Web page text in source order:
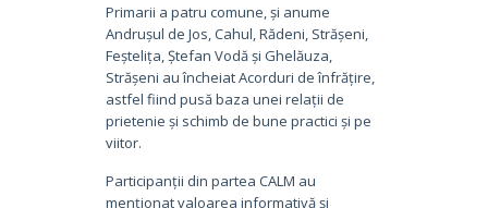
Primarii a patru comune, și anume
Andrușul de Jos, Cahul, Rădeni, Strășeni,
Feștelița, Ștefan Vodă și Ghelăuza,
Strășeni au încheiat Acorduri de înfrățire,
astfel fiind pusă baza unei relații de
prietenie și schimb de bune practici și pe
viitor.
Participanții din partea CALM au
menționat valoarea informativă și